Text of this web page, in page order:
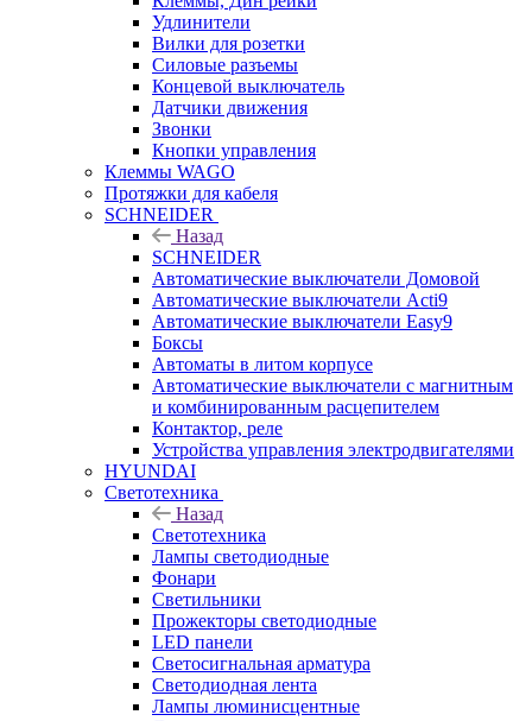
Удлинители
Вилки для розетки
Силовые разъемы
Концевой выключатель
Датчики движения
Звонки
Кнопки управления
Клеммы WAGO
Протяжки для кабеля
SCHNEIDER
Назад
SCHNEIDER
Автоматические выключатели Домовой
Автоматические выключатели Acti9
Автоматические выключатели Easy9
Боксы
Автоматы в литом корпусе
Автоматические выключатели с магнитным
и комбинированным расцепителем
Контактор, реле
Устройства управления электродвигателями
HYUNDAI
Светотехника
Назад
Светотехника
Лампы светодиодные
Фонари
Светильники
Прожекторы светодиодные
LED панели
Светосигнальная арматура
Светодиодная лента
Лампы люминисцентные